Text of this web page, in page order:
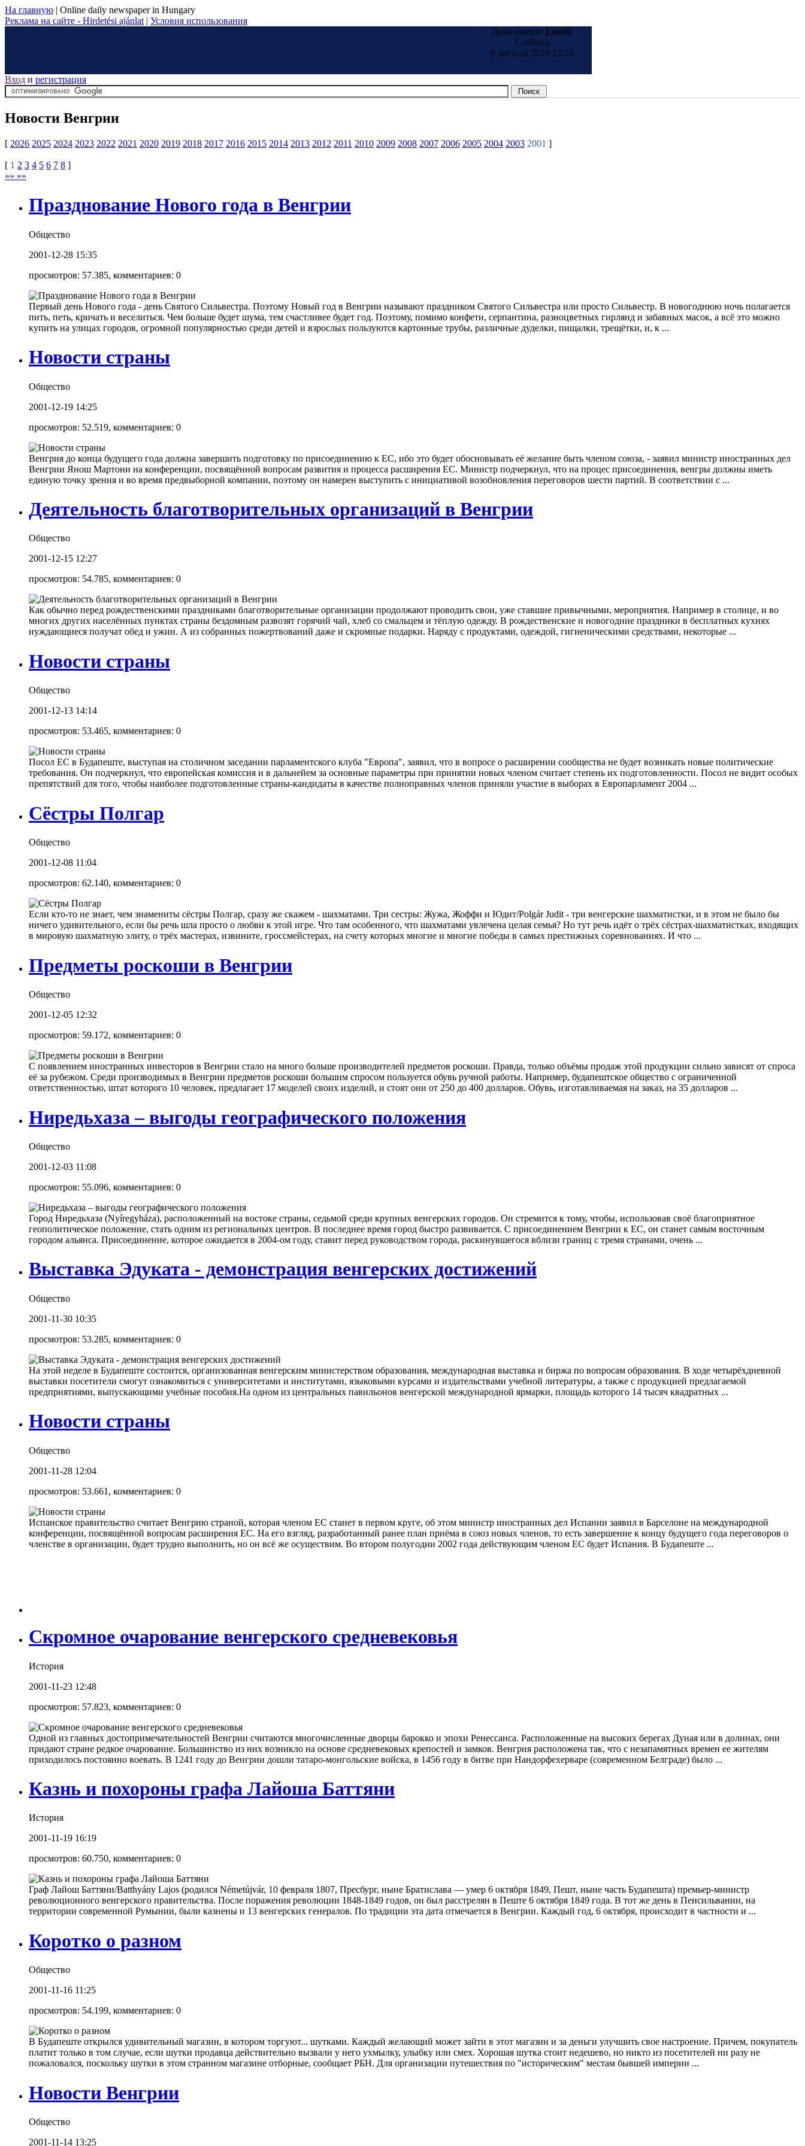
На главную | Online daily newspaper in Hungary
Реклама на сайте - Hirdetési ajánlat | Условия использования
День имени: László
Суббота
8 августа 2026 15:51
Вход и регистрация
Новости Венгрии
[ 2026 2025 2024 2023 2022 2021 2020 2019 2018 2017 2016 2015 2014 2013 2012 2011 2010 2009 2008 2007 2006 2005 2004 2003 2001 ]
[ 1 2 3 4 5 6 7 8 ]
»» »»
Празднование Нового года в Венгрии
Общество
2001-12-28 15:35
просмотров: 57.385, комментариев: 0
Первый день Нового года - день Святого Сильвестра. Поэтому Новый год в Венгрии называют праздником Святого Сильвестра или просто Сильвестр. В новогоднюю ночь полагается
пить, петь, кричать и веселиться. Чем больше будет шума, тем счастливее будет год. Поэтому, помимо конфети, серпантина, разноцветных гирлянд и забавных масок, а всё это можно
купить на улицах городов, огромной популярностью среди детей и взрослых пользуются картонные трубы, различные дуделки, пищалки, трещётки, и, к ...
Новости страны
Общество
2001-12-19 14:25
просмотров: 52.519, комментариев: 0
Венгрия до конца будущего года должна завершить подготовку по присоединению к ЕС, ибо это будет обосновывать её желание быть членом союза, - заявил министр иностранных дел
Венгрии Янош Мартони на конференции, посвящённой вопросам развития и процесса расширения ЕС. Министр подчеркнул, что на процес присоединения, венгры должны иметь
единую точку зрения и во время предвыборной компании, поэтому он намерен выступить с инициативой возобновления переговоров шести партий. В соответствии с ...
Деятельность благотворительных организаций в Венгрии
Общество
2001-12-15 12:27
просмотров: 54.785, комментариев: 0
Как обычно перед рождественскими праздниками благотворительные организации продолжают проводить свои, уже ставшие привычными, мероприятия. Например в столице, и во
многих других населённых пунктах страны бездомным развозят горячий чай, хлеб со смальцем и тёплую одежду. В рождественские и новогодние праздники в бесплатных кухнях
нуждающиеся получат обед и ужин. А из собранных пожертвований даже и скромные подарки. Наряду с продуктами, одеждой, гигиеническими средствами, некоторые ...
Новости страны
Общество
2001-12-13 14:14
просмотров: 53.465, комментариев: 0
Посол ЕС в Будапеште, выступая на столичном заседании парламентского клуба "Европа", заявил, что в вопросе о расширении сообщества не будет возникать новые политические
требования. Он подчеркнул, что европейская комиссия и в дальнейем за основные параметры при принятии новых членом считает степень их подготовленности. Посол не видит особых
препятствий для того, чтобы наиболее подготовленные страны-кандидаты в качестве полноправных членов приняли участие в выборах в Европарламент 2004 ...
Сёстры Полгар
Общество
2001-12-08 11:04
просмотров: 62.140, комментариев: 0
Если кто-то не знает, чем знамениты сёстры Полгар, сразу же скажем - шахматами. Три сестры: Жужа, Жоффи и Юдит/Polgár Judit - три венгерские шахматистки, и в этом не было бы
ничего удивительного, если бы речь шла просто о любви к этой игре. Что там особенного, что шахматами увлечена целая семья? Но тут речь идёт о трёх сёстрах-шахматистках, входящих
в мировую шахматную элиту, о трёх мастерах, извините, гроссмейстерах, на счету которых многие и многие победы в самых престижных соревнованиях. И что ...
Предметы роскоши в Венгрии
Общество
2001-12-05 12:32
просмотров: 59.172, комментариев: 0
С появлением иностранных инвесторов в Венгрии стало на много больше производителей предметов роскоши. Правда, только объёмы продаж этой продукции сильно зависят от спроса
её за рубежом. Среди производимых в Венгрии предметов роскоши большим спросом пользуется обувь ручной работы. Например, будапештское общество с ограниченной
ответственностью, штат которого 10 человек, предлагает 17 моделей своих изделий, и стоят они от 250 до 400 долларов. Обувь, изготавливаемая на заказ, на 35 долларов ...
Ниредьхаза – выгоды географического положения
Общество
2001-12-03 11:08
просмотров: 55.096, комментариев: 0
Город Ниредьхаза (Nyíregyháza), расположенный на востоке страны, седьмой среди крупных венгерских городов. Он стремится к тому, чтобы, использовав своё благоприятное
геополитическое положение, стать одним из региональных центров. В последнее время город быстро развивается. С присоединением Венгрии к ЕС, он станет самым восточным
городом альянса. Присоединение, которое ожидается в 2004-ом году, ставит перед руководством города, раскинувшегося вблизи границ с тремя странами, очень ...
Выставка Эдуката - демонстрация венгерских достижений
Общество
2001-11-30 10:35
просмотров: 53.285, комментариев: 0
На этой неделе в Будапеште состоится, организованная венгерским министерством образования, международная выставка и биржа по вопросам образования. В ходе четырёхдневной
выставки посетители смогут ознакомиться с университетами и институтами, языковыми курсами и издательствами учебной литературы, а также с продукцией предлагаемой
предприятиями, выпускающими учебные пособия.На одном из центральных павильонов венгерской международной ярмарки, площадь которого 14 тысяч квадратных ...
Новости страны
Общество
2001-11-28 12:04
просмотров: 53.661, комментариев: 0
Испанское правительство считает Венгрию страной, которая членом ЕС станет в первом круге, об этом министр иностранных дел Испании заявил в Барселоне на международной
конференции, посвящённой вопросам расширения ЕС. На его взгляд, разработанный ранее план приёма в союз новых членов, то есть завершение к концу будущего года переговоров о
членстве в организации, будет трудно выполнить, но он всё же осуществим. Во втором полугодии 2002 года действующим членом ЕС будет Испания. В Будапеште ...
Скромное очарование венгерского средневековья
История
2001-11-23 12:48
просмотров: 57.823, комментариев: 0
Одной из главных достопримечательностей Венгрии считаются многочисленные дворцы барокко и эпохи Ренессанса. Расположенные на высоких берегах Дуная или в долинах, они
придают стране редкое очарование. Большинство из них возникло на основе средневековых крепостей и замков. Венгрия расположена так, что с незапамятных времен ее жителям
приходилось постоянно воевать. В 1241 году до Венгрии дошли татаро-монгольские войска, в 1456 году в битве при Нандорфехерваре (современном Белграде) было ...
Казнь и похороны графа Лайоша Баттяни
История
2001-11-19 16:19
просмотров: 60.750, комментариев: 0
Граф Лайош Баттяни/Batthyány Lajos (родился Németújvár, 10 февраля 1807, Пресбург, ныне Братислава — умер 6 октября 1849, Пешт, ныне часть Будапешта) премьер-министр
революционного венгерского правительства. После поражения революции 1848-1849 годов, он был расстрелян в Пеште 6 октября 1849 года. В тот же день в Пенсильвании, на
территории современной Румынии, были казнены и 13 венгерских генералов. По традиции эта дата отмечается в Венгрии. Каждый год, 6 октября, происходит в частности и ...
Коротко о разном
Общество
2001-11-16 11:25
просмотров: 54.199, комментариев: 0
В Будапеште открылся удивительный магазин, в котором торгуют... шутками. Каждый желающий может зайти в этот магазин и за деньги улучшить свое настроение. Причем, покупатель
платит только в том случае, если шутки продавца действительно вызвали у него ухмылку, улыбку или смех. Хорошая шутка стоит недешево, но никто из посетителей ни разу не
пожаловался, поскольку шутки в этом странном магазине отборные, сообщает РБН. Для организации путешествия по "историческим" местам бывшей империи ...
Новости Венгрии
Общество
2001-11-14 13:25